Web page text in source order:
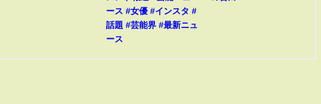
ース #女優 #インスタ #
話題 #芸能界 #最新ニュ
ース